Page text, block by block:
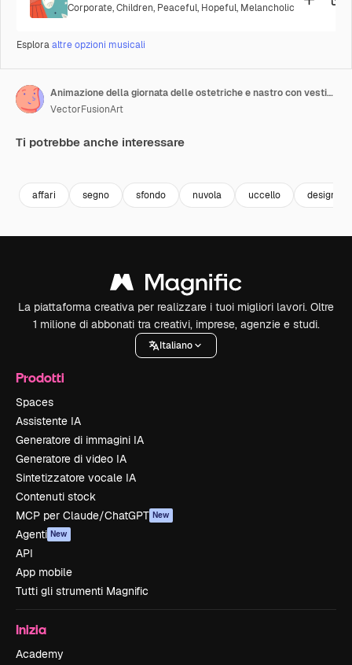
Corporate,Children, Peaceful, Hopeful, Melancholic
Esploraaltre opzioni musicali
Animazione della giornata delle ostetriche e nastro con vestiti per bambini e uccelli su sfondo rosa con nuvole
VectorFusionArt
Ti potrebbe anche interessare
affari segno sfondo nuvola uccello design
La piattaforma creativa per realizzare i tuoi migliori lavori. Oltre
1 milione di abbonati tra creativi, imprese, agenzie e studi.
Italiano
Prodotti
Spaces
Assistente IA
Generatore di immagini IA
Generatore di video IA
Sintetizzatore vocale IA
Contenuti stock
MCP per Claude/ChatGPT New
Agenti New
API
App mobile
Tutti gli strumenti Magnific
Inizia
Academy